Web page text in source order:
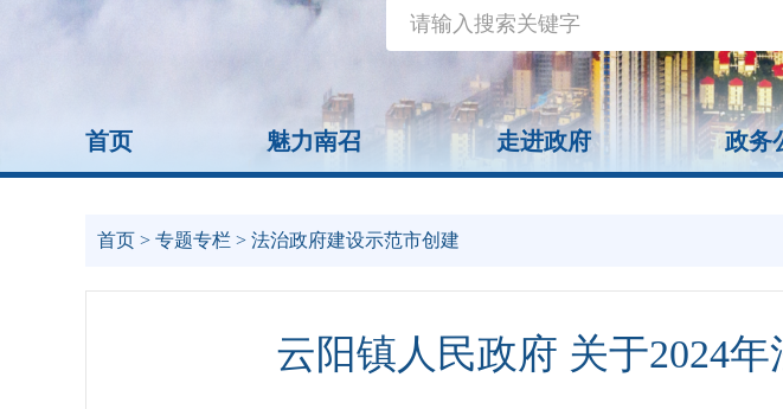
首页 魅力南召 走进政府 政务
首页 > 专题专栏 > 法治政府建设示范市创建
云阳镇人民政府 关于2024